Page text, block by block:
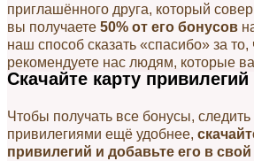
приглашённого друга, который
вы получаете 50% от его бонусов
наш способ сказать «спасибо» за то,
рекомендуете нас людям, которые
Скачайте карту привилегий
Чтобы получать все бонусы,
привилегиями ещё удобнее,
привилегий и добавьте его в